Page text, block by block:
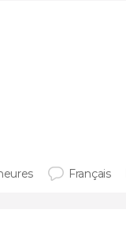
Français